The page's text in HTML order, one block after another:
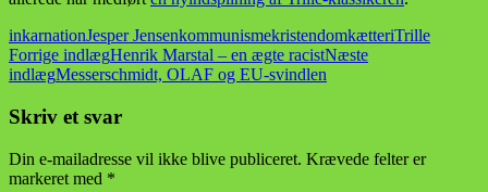
inkarnationJesper JensenkommunismekristendomkætteriTrille
Indlægsnavigation
Forrige indlægHenrik Marstal – en ægte racistNæste
indlægMesserschmidt, OLAF og EU-svindlen
Skriv et svar
Din e-mailadresse vil ikke blive publiceret. Krævede felter er
markeret med *